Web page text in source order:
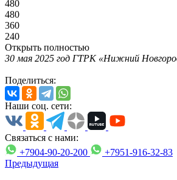
480
480
360
240
Открыть полностью
30 мая 2025 год ГТРК «Нижний
Поделиться:
Наши соц. сети:
Связаться с нами:
+7904-90-20-200
+7951-916-32-83
Предыдущая